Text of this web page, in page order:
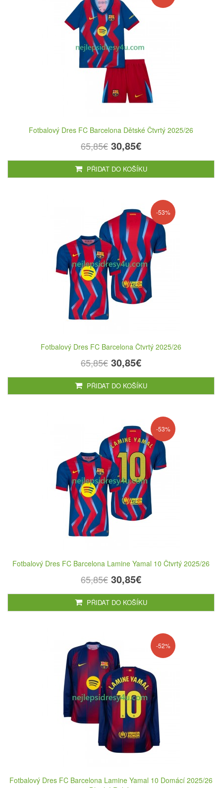
Fotbalový Dres FC Barcelona Dětské Čtvrtý 2025/26
65,85€ 30,85€
PŘIDAT DO KOŠÍKU
-53%
Fotbalový Dres FC Barcelona Čtvrtý 2025/26
65,85€ 30,85€
PŘIDAT DO KOŠÍKU
-53%
Fotbalový Dres FC Barcelona Lamine Yamal 10 Čtvrtý 2025/26
65,85€ 30,85€
PŘIDAT DO KOŠÍKU
-52%
Fotbalový Dres FC Barcelona Lamine Yamal 10 Domácí 2025/26